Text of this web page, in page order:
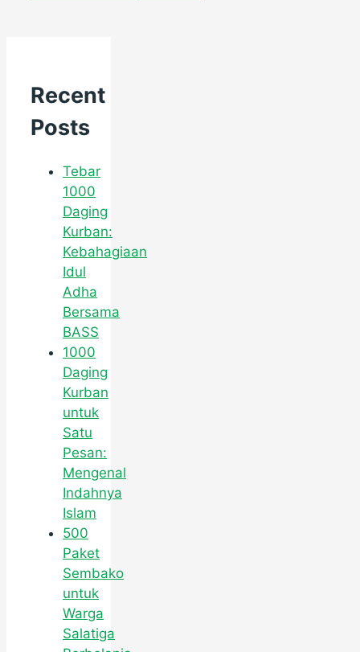
Recent
Posts
Tebar
1000
Daging
Kurban:
Kebahagiaan
Idul
Adha
Bersama
BASS
1000
Daging
Kurban
untuk
Satu
Pesan:
Mengenal
Indahnya
Islam
500
Paket
Sembako
untuk
Warga
Salatiga